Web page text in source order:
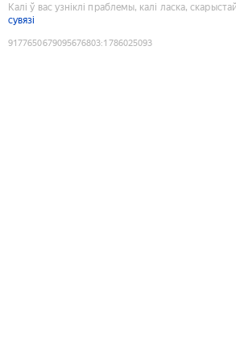
Калі ў вас узніклі праблемы, калі ласка,
сувязі
9177650679095676803:1786025093